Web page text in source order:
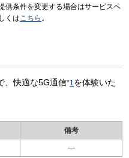
供条件を変更する場合はサービスペ
くはこちら 。
、快適な5G通信*1を体験いた
備考
—